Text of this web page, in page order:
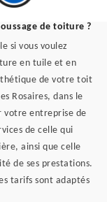
de toiture ?
si vous voulez
en tuile et en
de votre toit
Rosaires, dans le
votre entreprise de
de celle qui
ainsi que celle
de ses prestations.
tarifs sont adaptés